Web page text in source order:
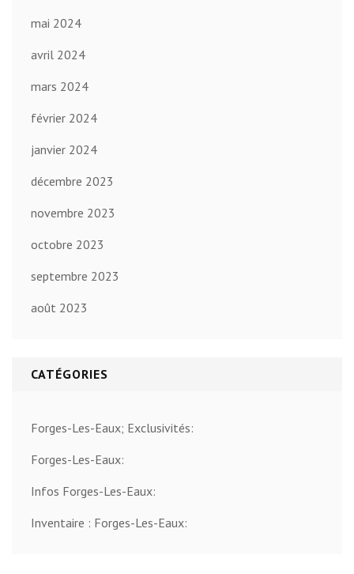
mai 2024
avril 2024
mars 2024
février 2024
janvier 2024
décembre 2023
novembre 2023
octobre 2023
septembre 2023
août 2023
CATÉGORIES
Forges-Les-Eaux; Exclusivités:
Forges-Les-Eaux:
Infos Forges-Les-Eaux:
Inventaire : Forges-Les-Eaux: